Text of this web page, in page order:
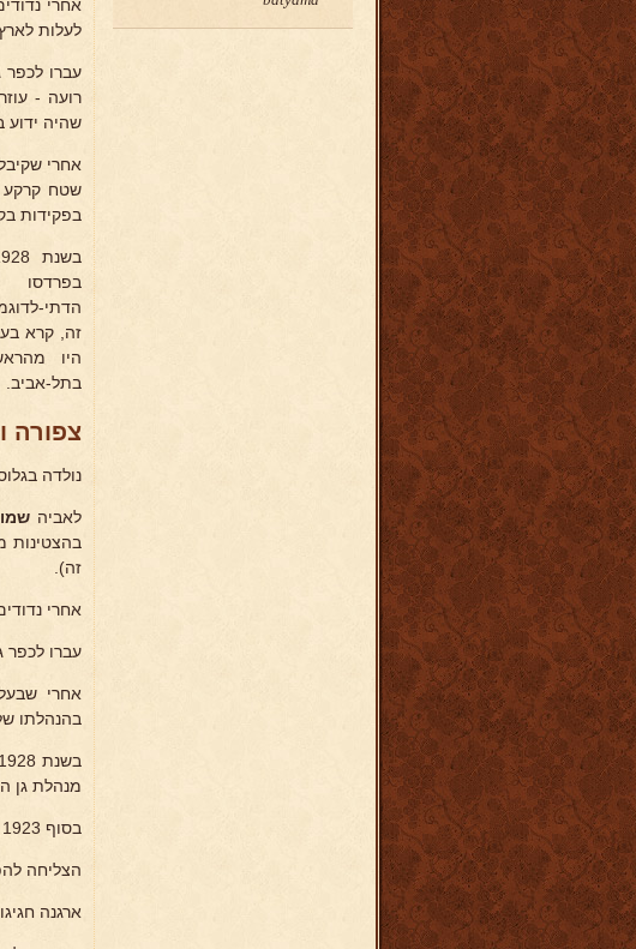
אחרי
לעלות לארץ
עברו
רועה -
שהיה ידוע
אחרי
שטח קרקע
בפקידות
בפרדסו
הדתי-
זה, קרא
היו
בתל-אביב.
צפורה
נולדה
לאביה
בהצטינות
זה).
אחרי
עברו
אחרי
בהנהלתו
בשנת 1928 עברו לתל-אביב. נתמנתה ע"י הגב'
מנהלת גן
בסוף 1923 העבירו את הגן, בגלל המאורעות ביפו, לרחוב קלישר בתל-אביב.
הצליחה
ארגנה